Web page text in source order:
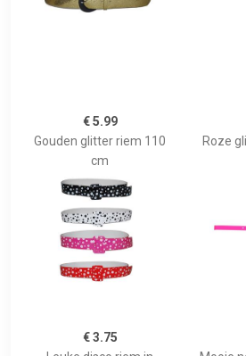
€ 5.99
Gouden glitter riem 110
cm
Roze
€ 3.75